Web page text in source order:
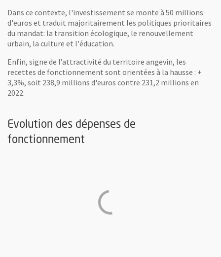
Dans ce contexte, l'investissement se monte à 50 millions
d'euros et traduit majoritairement les politiques prioritaires
du mandat: la transition écologique, le renouvellement
urbain, la culture et l'éducation.
Enfin, signe de l’attractivité du territoire angevin, les
recettes de fonctionnement sont orientées à la hausse : +
3,3%, soit 238,9 millions d'euros contre 231,2 millions en
2022.
Evolution des dépenses de
fonctionnement